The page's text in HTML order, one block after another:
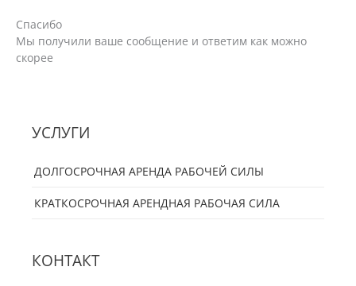
Спасибо
Мы получили ваше сообщение и ответим как можно
скорее
УСЛУГИ
ДОЛГОСРОЧНАЯ АРЕНДА РАБОЧЕЙ СИЛЫ
КРАТКОСРОЧНАЯ АРЕНДНАЯ РАБОЧАЯ СИЛА
КОНТАКТ